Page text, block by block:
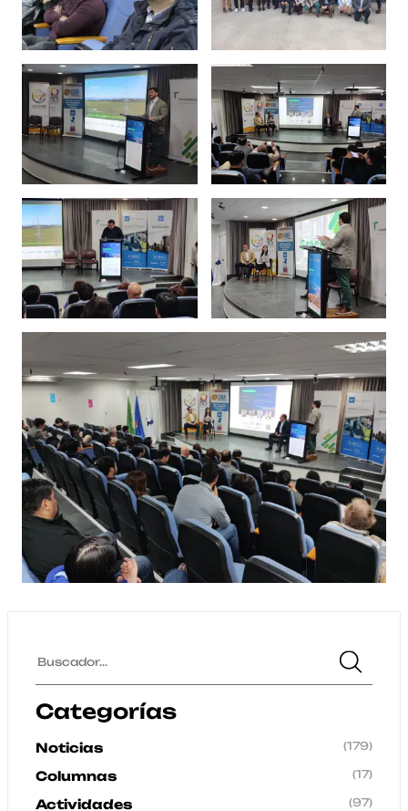
Categorías
Noticias (179)
Columnas (17)
Actividades (97)